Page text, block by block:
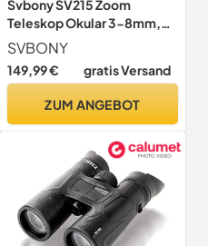
Svbony SV215 Zoom
Teleskop Okular 3-8mm,
1.25" Parfocal 56° Constant
AFOV
SVBONY
149,99 € gratis Versand
ZUM ANGEBOT